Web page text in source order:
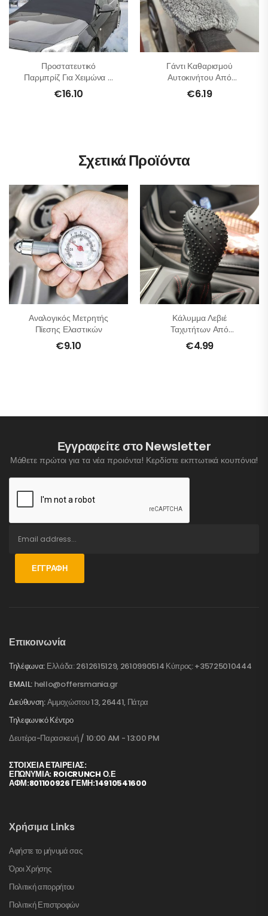
Προστατευτικό
Παρμπρίζ Για Χειμώνα –
Καλοκαίρι
€16.10
Γάντι Καθαρισμού
Αυτοκινήτου Από
Μικροΐνες
€6.19
Σχετικά Προϊόντα
Αναλογικός Μετρητής
Πίεσης Ελαστικών
€9.10
Κάλυμμα Λεβιέ
Ταχυτήτων Από
Σιλικόνη
€4.99
Εγγραφείτε στο Newsletter
Μάθετε πρώτοι για τα νέα προιόντα! Κερδίστε εκπτωτικά κουπόνια!
ΕΓΓΡΑΦΉ
Επικοινωνία
Τηλέφωνα: Ελλάδα: 2612615129, 2610990514 Κύπρος: +35725010444
EMAIL: hello@offersmania.gr
Διεύθυνση:Αμμοχώστου 13, 26441, Πάτρα
Τηλεφωνικό Κέντρο
Δευτέρα-Παρασκευή / 10:00 AM - 13:00 PM
ΣΤΟΙΧΕΊΑ ΕΤΑΙΡΕΊΑΣ:
ΕΠΩΝΥΜΙΑ: ROICRUNCH Ο.Ε
ΑΦΜ:801100926 ΓΕΜΗ:14910541600
Χρήσιμα Links
Αφήστε το μήνυμά σας
Όροι Χρήσης
Πολιτική απορρήτου
Πολιτική Επιστροφών